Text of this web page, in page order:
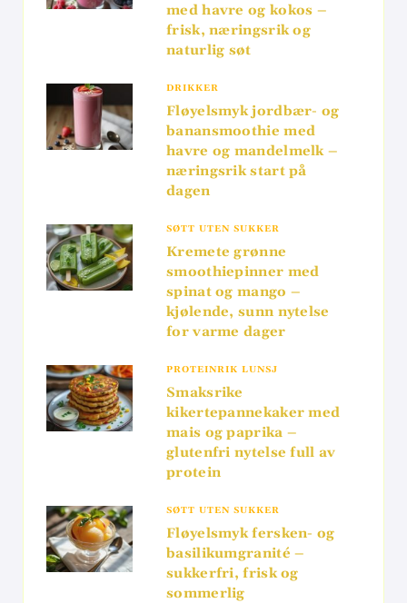
med havre og kokos –
frisk, næringsrik og
naturlig søt
DRIKKER
Fløyelsmyk jordbær- og
banansmoothie med
havre og mandelmelk –
næringsrik start på
dagen
SØTT UTEN SUKKER
Kremete grønne
smoothiepinner med
spinat og mango –
kjølende, sunn nytelse
for varme dager
PROTEINRIK LUNSJ
Smaksrike
kikertepannekaker med
mais og paprika –
glutenfri nytelse full av
protein
SØTT UTEN SUKKER
Fløyelsmyk fersken- og
basilikumgranité –
sukkerfri, frisk og
sommerlig